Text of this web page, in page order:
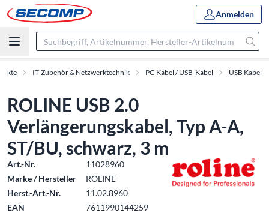
Anmelden
IT-Zubehör & Netzwerktechnik PC-Kabel / USB-Kabel USB Kabel
ROLINE USB 2.0
Verlängerungskabel, Typ A-A,
ST/BU, schwarz, 3 m
Art.-Nr.
11028960
Marke / Hersteller
ROLINE
Herst.-Art.-Nr.
11.02.8960
EAN
7611990144259